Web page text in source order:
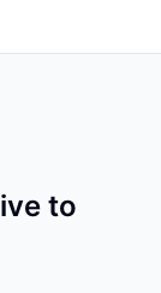
to